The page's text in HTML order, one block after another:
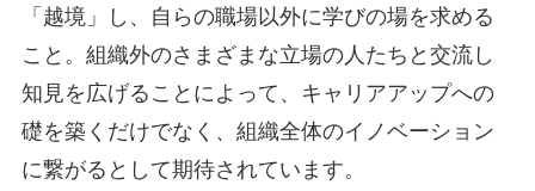
「越境」し、自らの職場以外に学びの場を求める
こと。組織外のさまざまな立場の人たちと交流し
知見を広げることによって、キャリアアップへの
礎を築くだけでなく、組織全体のイノベーション
に繋がるとして期待されています。